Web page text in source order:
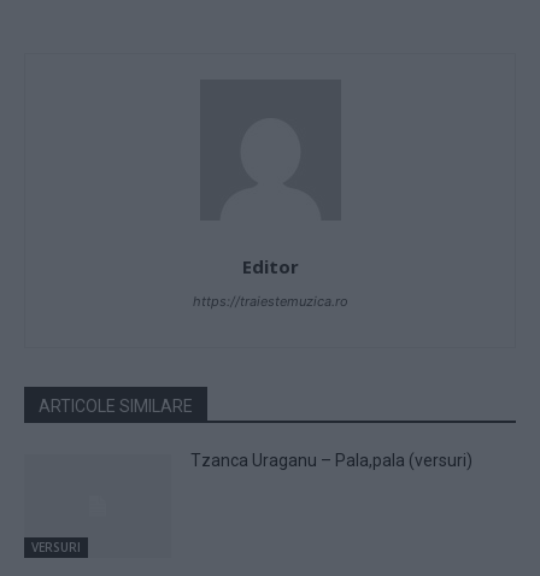
Editor
https://traiestemuzica.ro
ARTICOLE SIMILARE
VERSURI
Tzanca Uraganu – Pala,pala (versuri)